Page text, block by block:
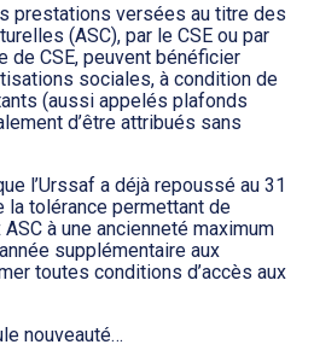
prestations versées au titre des
(ASC), par le CSE ou par
de CSE, peuvent bénéficier
sociales, à condition de
(aussi appelés plafonds
d’être attribués sans
l’Urssaf a déjà repoussé au 31
la tolérance permettant de
à une ancienneté maximum
supplémentaire aux
toutes conditions d’accès aux
nouveauté…